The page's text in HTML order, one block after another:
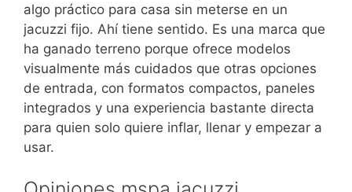
algo práctico para casa sin meterse en un
jacuzzi fijo. Ahí tiene sentido. Es una marca que
ha ganado terreno porque ofrece modelos
visualmente más cuidados que otras opciones
de entrada, con formatos compactos, paneles
integrados y una experiencia bastante directa
para quien solo quiere inflar, llenar y empezar a
usar.